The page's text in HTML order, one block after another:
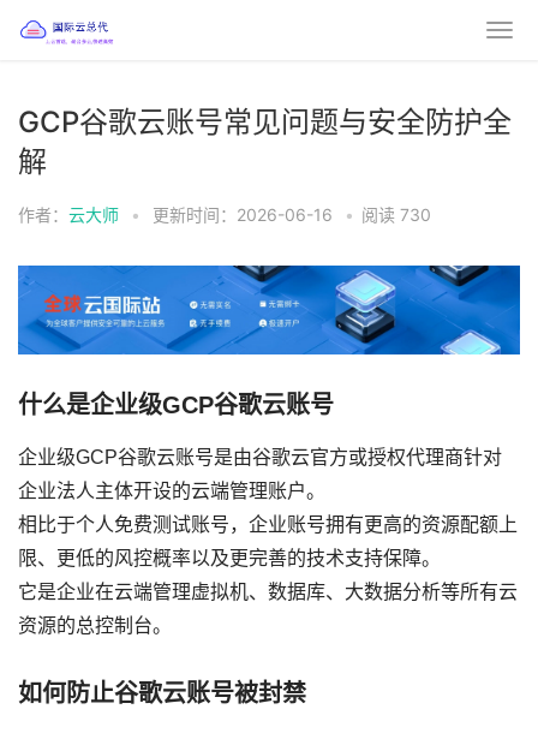
GCP谷歌云账号常见问题与安全防护全
解
作者： 云大师 • 更新时间：2026-06-16 • 阅读 730
什么是企业级GCP谷歌云账号
企业级GCP谷歌云账号是由谷歌云官方或授权代理商针对
企业法人主体开设的云端管理账户。
相比于个人免费测试账号，企业账号拥有更高的资源配额上
限、更低的风控概率以及更完善的技术支持保障。
它是企业在云端管理虚拟机、数据库、大数据分析等所有云
资源的总控制台。
如何防止谷歌云账号被封禁